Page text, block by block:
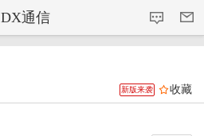
DX通信
新版来袭 收藏